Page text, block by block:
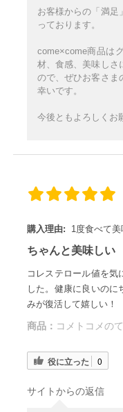
お客様からの「満足
っております。
come×come商品は
材、食感、美味しさ
ので、ぜひお客さま
幸いです。
今後ともよろしくお
購入理由: 1度食べて
ちゃんと美味しい
コレステロール値を気
した。健康に良いのに
みが復活して嬉しい！
商品： コメトコメの
役に立った 0
サイトからの返信